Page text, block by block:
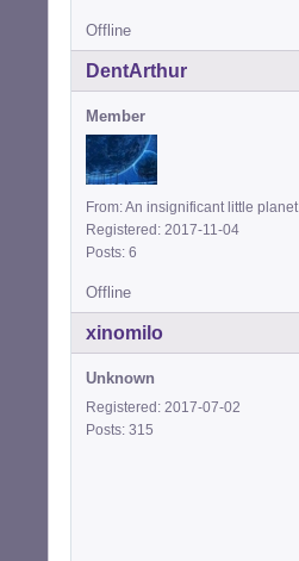
Offline
DentArthur
Member
From: An insignificant little planet
Registered: 2017-11-04
Posts: 6
Offline
xinomilo
Unknown
Registered: 2017-07-02
Posts: 315